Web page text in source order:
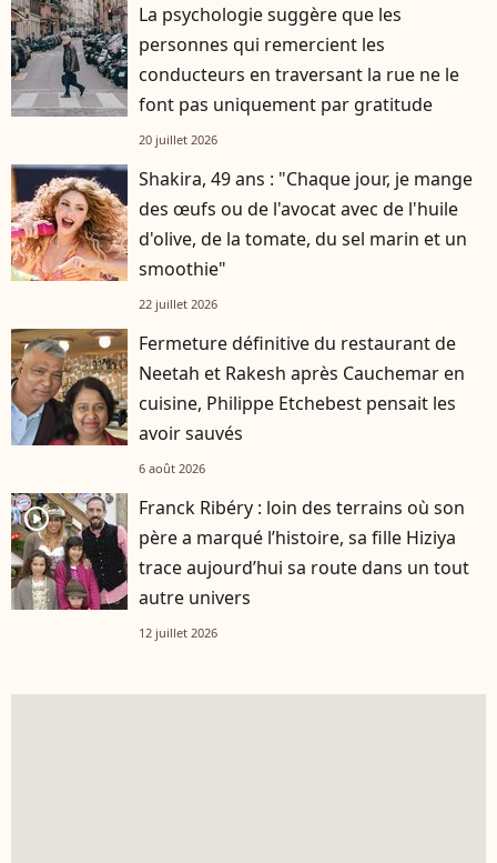
La psychologie suggère que les
personnes qui remercient les
conducteurs en traversant la rue ne le
font pas uniquement par gratitude
20 juillet 2026
Shakira, 49 ans : "Chaque jour, je mange
des œufs ou de l'avocat avec de l'huile
d'olive, de la tomate, du sel marin et un
smoothie"
22 juillet 2026
Fermeture définitive du restaurant de
Neetah et Rakesh après Cauchemar en
cuisine, Philippe Etchebest pensait les
avoir sauvés
6 août 2026
player2
Franck Ribéry : loin des terrains où son
père a marqué l’histoire, sa fille Hiziya
trace aujourd’hui sa route dans un tout
autre univers
12 juillet 2026